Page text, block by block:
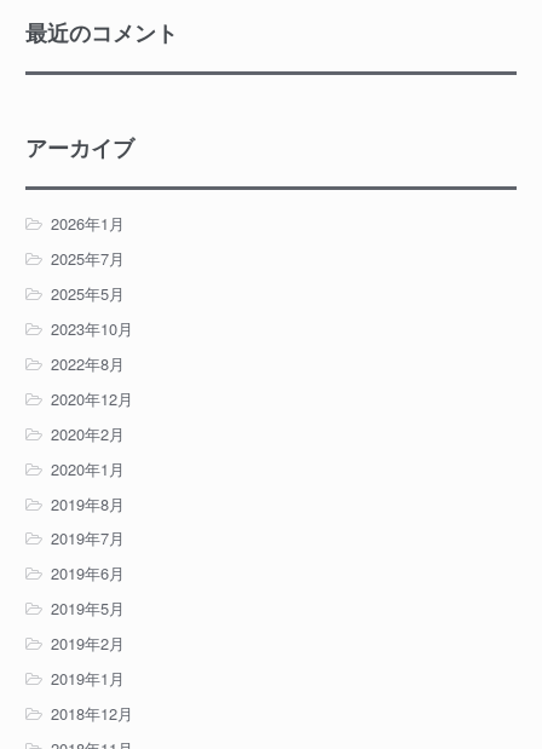
最近のコメント
アーカイブ
2026年1月
2025年7月
2025年5月
2023年10月
2022年8月
2020年12月
2020年2月
2020年1月
2019年8月
2019年7月
2019年6月
2019年5月
2019年2月
2019年1月
2018年12月